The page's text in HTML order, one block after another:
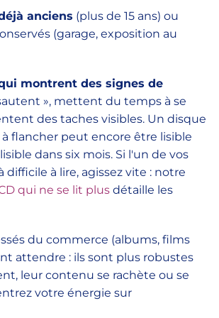
anciens (plus de 15 ans) ou
(garage, exposition au
montrent des signes de
», mettent du temps à se
des taches visibles. Un disque
flancher peut encore être lisible
dans six mois. Si l'un de vos
difficile à lire, agissez vite : notre
qui ne se lit plus détaille les
du commerce (albums, films
attendre : ils sont plus robustes
leur contenu se rachète ou se
votre énergie sur